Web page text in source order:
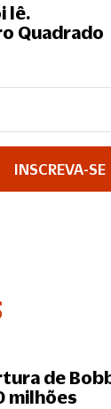
lê.
Quadrado
INSCREVA-SE
de
milhões